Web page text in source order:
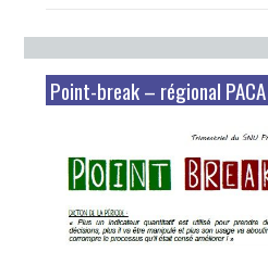
Point-break – régional PACA